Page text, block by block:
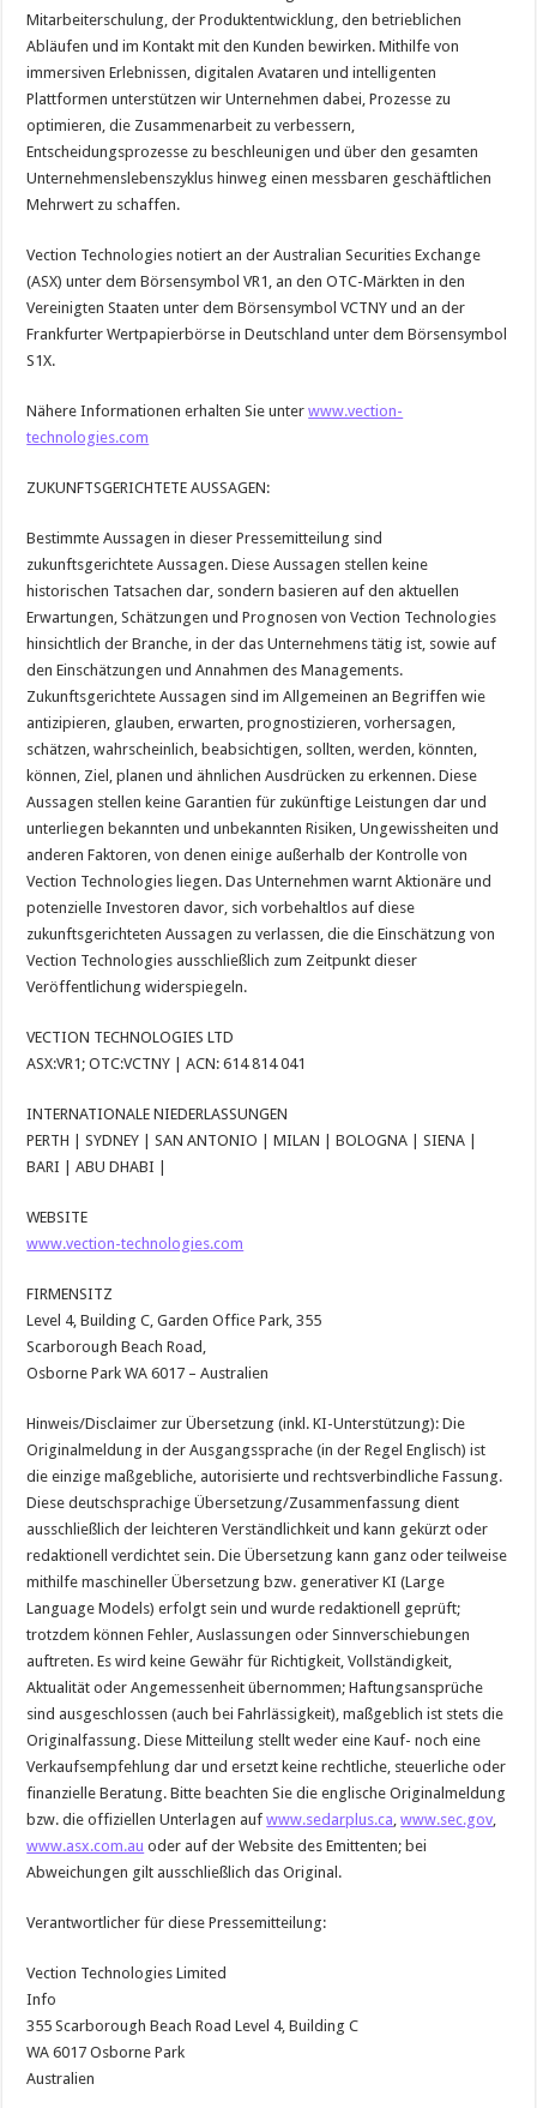
Mitarbeiterschulung, der Produktentwicklung, den betrieblichen
Abläufen und im Kontakt mit den Kunden bewirken. Mithilfe von
immersiven Erlebnissen, digitalen Avataren und intelligenten
Plattformen unterstützen wir Unternehmen dabei, Prozesse zu
optimieren, die Zusammenarbeit zu verbessern,
Entscheidungsprozesse zu beschleunigen und über den gesamten
Unternehmenslebenszyklus hinweg einen messbaren geschäftlichen
Mehrwert zu schaffen.
Vection Technologies notiert an der Australian Securities Exchange
(ASX) unter dem Börsensymbol VR1, an den OTC-Märkten in den
Vereinigten Staaten unter dem Börsensymbol VCTNY und an der
Frankfurter Wertpapierbörse in Deutschland unter dem Börsensymbol
S1X.
Nähere Informationen erhalten Sie unterwww.vection-
technologies.com
ZUKUNFTSGERICHTETE AUSSAGEN:
Bestimmte Aussagen in dieser Pressemitteilung sind
zukunftsgerichtete Aussagen. Diese Aussagen stellen keine
historischen Tatsachen dar, sondern basieren auf den aktuellen
Erwartungen, Schätzungen und Prognosen von Vection Technologies
hinsichtlich der Branche, in der das Unternehmens tätig ist, sowie auf
den Einschätzungen und Annahmen des Managements.
Zukunftsgerichtete Aussagen sind im Allgemeinen an Begriffen wie
antizipieren, glauben, erwarten, prognostizieren, vorhersagen,
schätzen, wahrscheinlich, beabsichtigen, sollten, werden, könnten,
können, Ziel, planen und ähnlichen Ausdrücken zu erkennen. Diese
Aussagen stellen keine Garantien für zukünftige Leistungen dar und
unterliegen bekannten und unbekannten Risiken, Ungewissheiten und
anderen Faktoren, von denen einige außerhalb der Kontrolle von
Vection Technologies liegen. Das Unternehmen warnt Aktionäre und
potenzielle Investoren davor, sich vorbehaltlos auf diese
zukunftsgerichteten Aussagen zu verlassen, die die Einschätzung von
Vection Technologies ausschließlich zum Zeitpunkt dieser
Veröffentlichung widerspiegeln.
VECTION TECHNOLOGIES LTD
ASX:VR1; OTC:VCTNY | ACN: 614 814 041
INTERNATIONALE NIEDERLASSUNGEN
PERTH | SYDNEY | SAN ANTONIO | MILAN | BOLOGNA | SIENA |
BARI | ABU DHABI |
WEBSITE
www.vection-technologies.com
FIRMENSITZ
Level 4, Building C, Garden Office Park, 355
Scarborough Beach Road,
Osborne Park WA 6017 – Australien
Hinweis/Disclaimer zur Übersetzung (inkl. KI-Unterstützung): Die
Originalmeldung in der Ausgangssprache (in der Regel Englisch) ist
die einzige maßgebliche, autorisierte und rechtsverbindliche Fassung.
Diese deutschsprachige Übersetzung/Zusammenfassung dient
ausschließlich der leichteren Verständlichkeit und kann gekürzt oder
redaktionell verdichtet sein. Die Übersetzung kann ganz oder teilweise
mithilfe maschineller Übersetzung bzw. generativer KI (Large
Language Models) erfolgt sein und wurde redaktionell geprüft;
trotzdem können Fehler, Auslassungen oder Sinnverschiebungen
auftreten. Es wird keine Gewähr für Richtigkeit, Vollständigkeit,
Aktualität oder Angemessenheit übernommen; Haftungsansprüche
sind ausgeschlossen (auch bei Fahrlässigkeit), maßgeblich ist stets die
Originalfassung. Diese Mitteilung stellt weder eine Kauf- noch eine
Verkaufsempfehlung dar und ersetzt keine rechtliche, steuerliche oder
finanzielle Beratung. Bitte beachten Sie die englische Originalmeldung
bzw. die offiziellen Unterlagen aufwww.sedarplus.ca ,www.sec.gov
www.asx.com.au oder auf der Website des Emittenten; bei
Abweichungen gilt ausschließlich das Original.
Verantwortlicher für diese Pressemitteilung:
Vection Technologies Limited
Info
355 Scarborough Beach Road Level 4, Building C
WA 6017 Osborne Park
Australien